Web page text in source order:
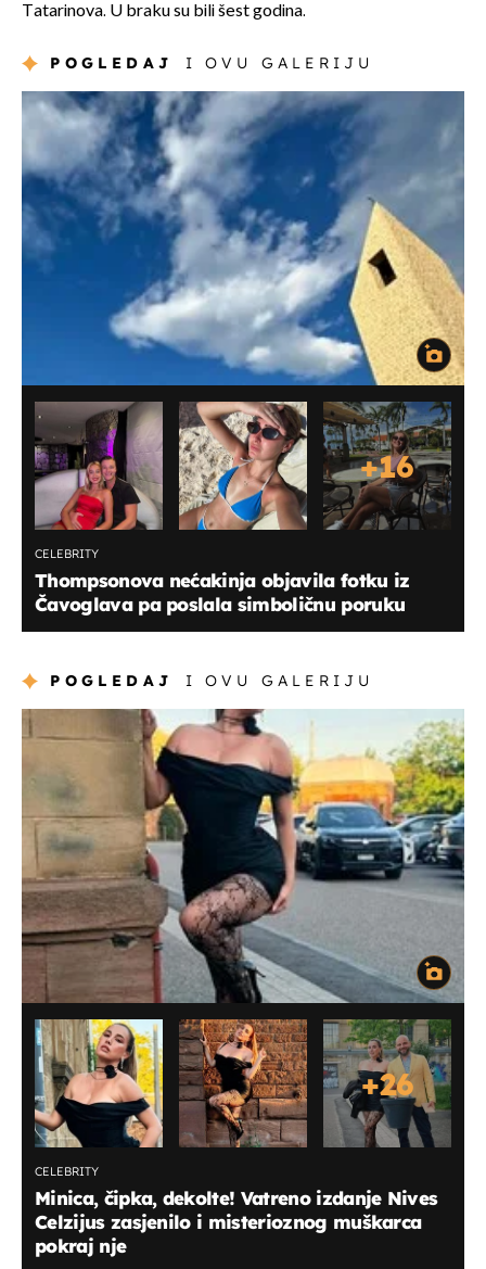
Tatarinova. U braku su bili šest godina.
POGLEDAJ I OVU GALERIJU
+16
CELEBRITY
Thompsonova nećakinja objavila fotku iz
Čavoglava pa poslala simboličnu poruku
POGLEDAJ I OVU GALERIJU
+26
CELEBRITY
Minica, čipka, dekolte! Vatreno izdanje Nives
Celzijus zasjenilo i misterioznog muškarca
pokraj nje